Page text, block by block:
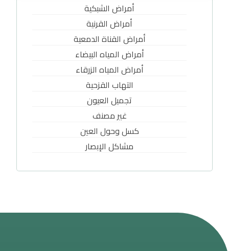
أمراض الشبكية
أمراض القرنية
أمراض القناة الدمعية
أمراض المياه البيضاء
أمراض المياه الزرقاء
التهاب القزحية
تجميل العيون
غير مصنف
كسل وحول العين
مشاكل الإبصار